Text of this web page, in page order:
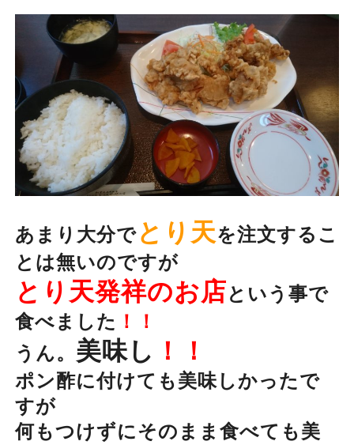
あまり大分でとり天を注文するこ
とは無いのですが
とり天発祥のお店という事で
食べました ！！
うん。 美味し ！！
ポン酢に付けても美味しかったで
すが
何もつけずにそのまま食べても美